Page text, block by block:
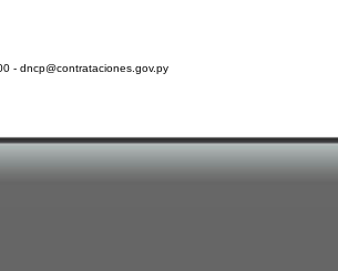
- dncp@contrataciones.gov.py